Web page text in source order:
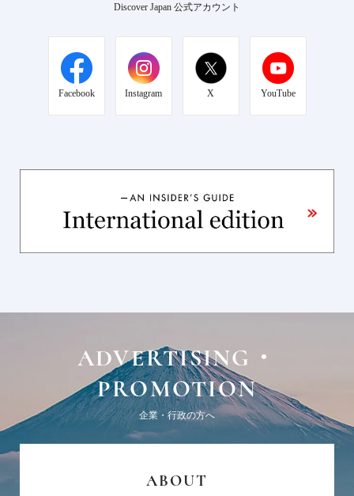
Discover Japan 公式アカウント
Facebook Instagram X YouTube
ADVERTISING・
PROMOTION
企業・行政の方へ
ABOUT